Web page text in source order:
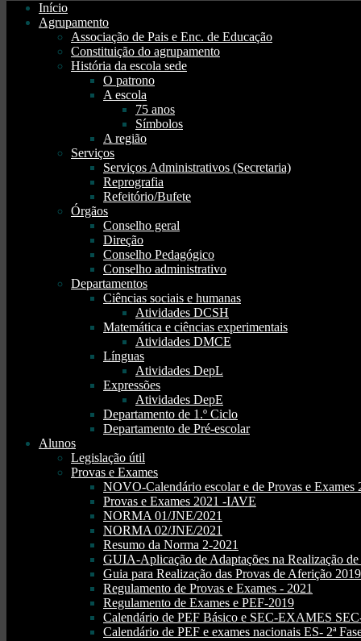
Início
Agrupamento
Associação de Pais e Enc. de Educação
Constituição do agrupamento
História da escola sede
O patrono
A escola
75 anos
Símbolos
A região
Serviços
Serviços Administrativos (Secretaria)
Reprografia
Refeitório/Bufete
Órgãos
Conselho geral
Direção
Conselho Pedagógico
Conselho administrativo
Departamentos
Ciências sociais e humanas
Atividades DCSH
Matemática e ciências experimentais
Atividades DMCE
Línguas
Atividades DepL
Expressões
Atividades DepE
Departamento de 1.º Ciclo
Departamento de Pré-escolar
Alunos
Legislação útil
Provas e Exames
NOVO-Calendário escolar e de Provas e Exames
Provas e Exames 2021 -IAVE
NORMA 01/JNE/2021
NORMA 02/JNE/2021
Resumo da Norma 2-2021
GUIA-Aplicação de Adaptações na Realização
Guia para Realização das Provas de Aferição 2019
Regulamento de Provas e Exames - 2021
Regulamento de Exames e PEF-2019
Calendário de PEF Básico e SEC-EXAMES
Calendário de PEF e exames nacionais ES- 2ª